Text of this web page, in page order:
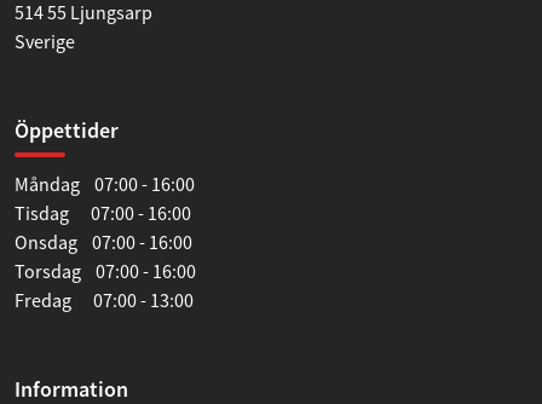
514 55 Ljungsarp
Sverige
Öppettider
Måndag 07:00 - 16:00
Tisdag 07:00 - 16:00
Onsdag 07:00 - 16:00
Torsdag 07:00 - 16:00
Fredag 07:00 - 13:00
Information